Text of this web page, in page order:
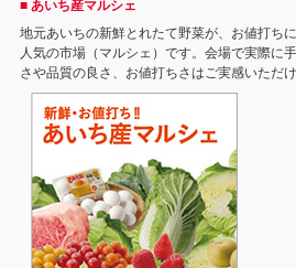
■ あいち産マルシェ
地元あいちの新鮮とれたて野菜が、お値打ち
人気の市場（マルシェ）です。会場で実際に
さや品質の良さ、お値打ちさはご実感いただ